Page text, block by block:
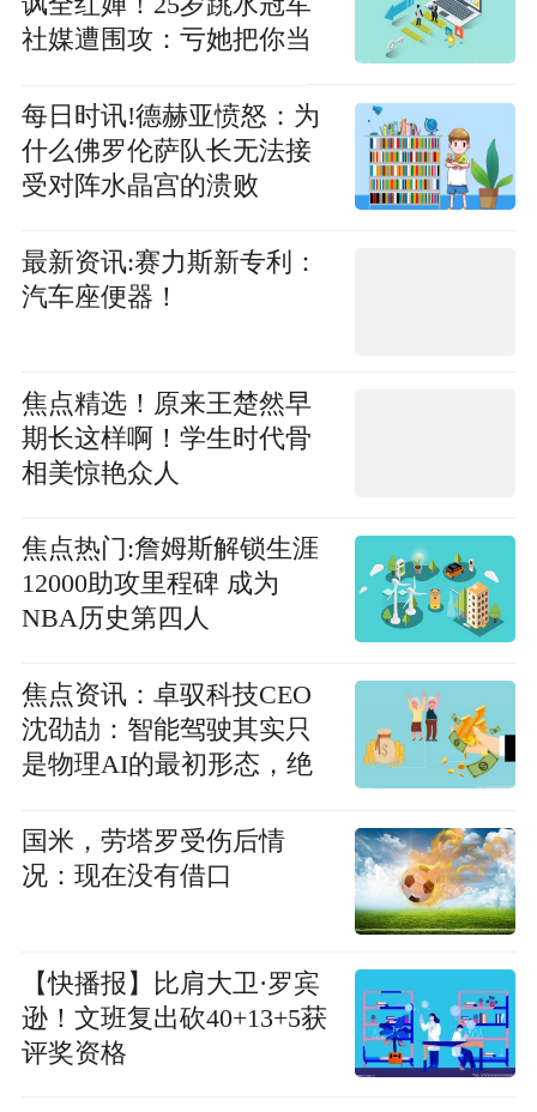
社媒遭围攻：亏她把你当
每日时讯!德赫亚愤怒：为
什么佛罗伦萨队长无法接
受对阵水晶宫的溃败
最新资讯:赛力斯新专利：
汽车座便器！
焦点精选！原来王楚然早
期长这样啊！学生时代骨
相美惊艳众人
焦点热门:詹姆斯解锁生涯
12000助攻里程碑 成为
NBA历史第四人
焦点资讯：卓驭科技CEO
沈劭劼：智能驾驶其实只
是物理AI的最初形态，绝
国米，劳塔罗受伤后情
况：现在没有借口
【快播报】比肩大卫·罗宾
逊！文班复出砍40+13+5获
评奖资格